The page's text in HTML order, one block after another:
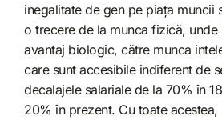
inegalitate de gen pe piața muncii
o trecere de la munca fizică, unde
avantaj biologic, către munca
care sunt accesibile indiferent de
decalajele salariale de la 70% în
20% în prezent. Cu toate